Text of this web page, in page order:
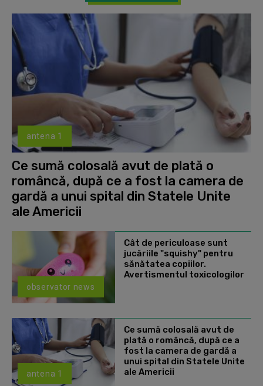
antena 1
Ce sumă colosală avut de plată o
româncă, după ce a fost la camera de
gardă a unui spital din Statele Unite
ale Americii
observator news
Cât de periculoase sunt
jucăriile "squishy" pentru
sănătatea copiilor.
Avertismentul toxicologilor
antena 1
Ce sumă colosală avut de
plată o româncă, după ce a
fost la camera de gardă a
unui spital din Statele Unite
ale Americii